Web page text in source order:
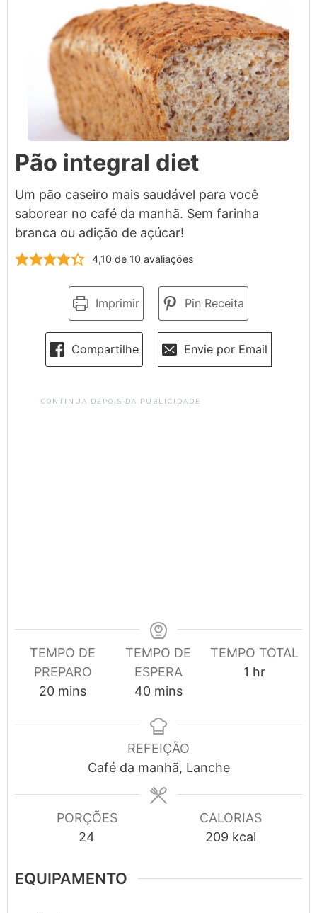
Pão integral diet
Um pão caseiro mais saudável para você
saborear no café da manhã. Sem farinha
branca ou adição de açúcar!
4,10 de 10 avaliações
Imprimir Pin Receita
Compartilhe Envie por Email
CONTINUA DEPOIS DA PUBLICIDADE
TEMPO DE
PREPARO
20minutes
mins
TEMPO DE
ESPERA
40minutes
mins
TEMPO TOTAL
1 hour
hr
REFEIÇÃO
Café da manhã, Lanche
PORÇÕES
24
CALORIAS
209 kcal
EQUIPAMENTO